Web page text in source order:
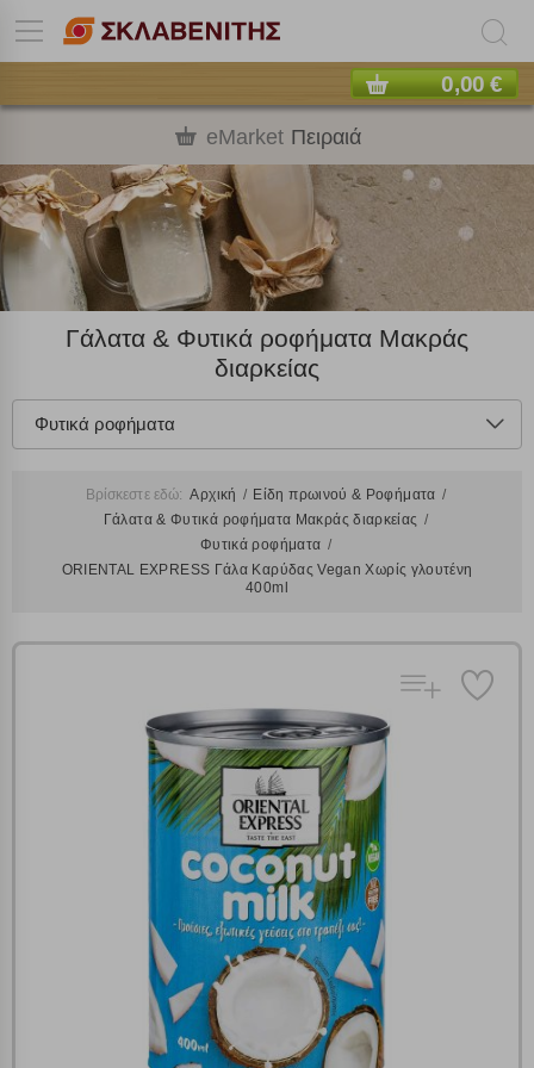
0,00 €
eMarket Πειραιά
Γάλατα & Φυτικά ροφήματα Μακράς
διαρκείας
Φυτικά ροφήματα
Βρίσκεστε εδώ: Αρχική
Είδη πρωινού & Ροφήματα
Γάλατα & Φυτικά ροφήματα Μακράς διαρκείας
Φυτικά ροφήματα
ORIENTAL EXPRESS Γάλα Καρύδας Vegan Χωρίς γλουτένη
400ml